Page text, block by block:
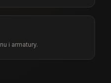
i armatury.